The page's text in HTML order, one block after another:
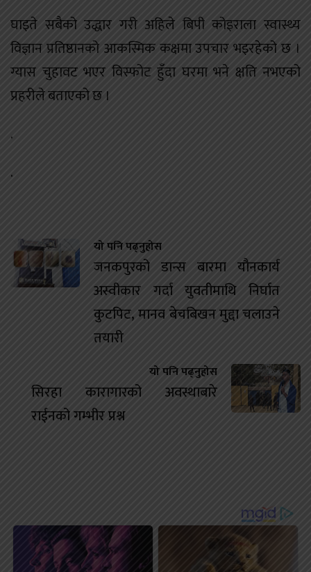
घाइते सबैको उद्धार गरी अहिले बिपी कोइराला स्वास्थ्य
विज्ञान प्रतिष्ठानको आकस्मिक कक्षमा उपचार भइरहेको छ ।
ग्यास चुहावट भएर विस्फोट हुँदा घरमा भने क्षति नभएको
प्रहरीले बताएको छ ।
.
.
यो पनि पढ्नुहोस
जनकपुरको डान्स बारमा यौनकार्य
अस्वीकार गर्दा युवतीमाथि निर्घात
कुटपिट, मानव बेचबिखन मुद्दा चलाउने
तयारी
यो पनि पढ्नुहोस
सिरहा कारागारको अवस्थाबारे
राईनको गम्भीर प्रश्न